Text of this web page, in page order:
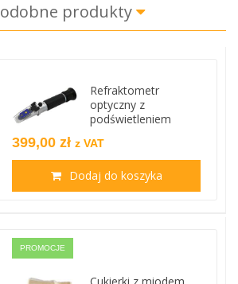
produkty
Refraktometr
optyczny z
podświetleniem
399,00 zł z VAT
Dodaj do koszyka
PROMOCJE